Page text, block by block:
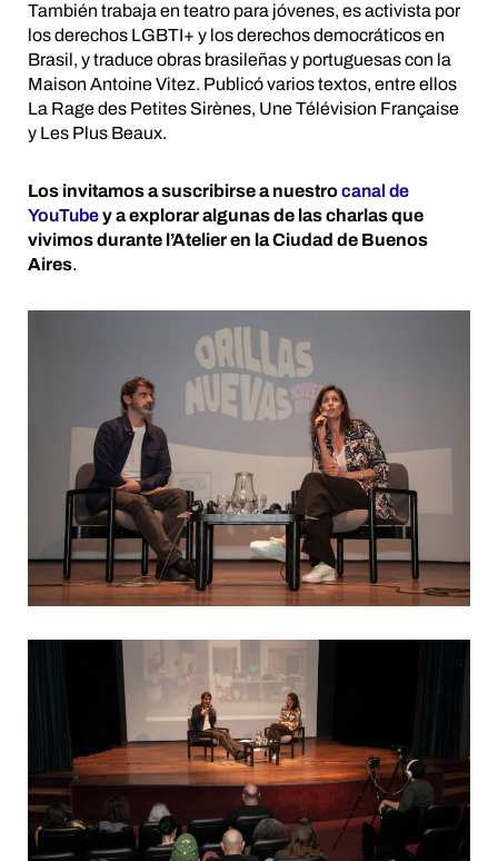
También trabaja en teatro para jóvenes, es activista por
los derechos LGBTI+ y los derechos democráticos en
Brasil, y traduce obras brasileñas y portuguesas con la
Maison Antoine Vitez. Publicó varios textos, entre ellos
La Rage des Petites Sirènes, Une Télévision Française
y Les Plus Beaux.
Los invitamos a suscribirse a nuestrocanal de
YouTubey a explorar algunas de las charlas que
vivimos durante l’Atelier en la Ciudad de Buenos
Aires.